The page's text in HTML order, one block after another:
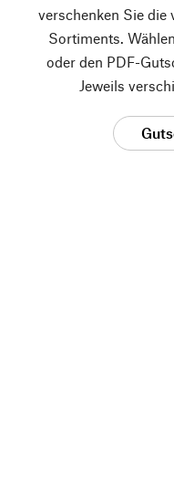
verschenken Sie die
Sortiments.
oder den PDF-
Jeweils